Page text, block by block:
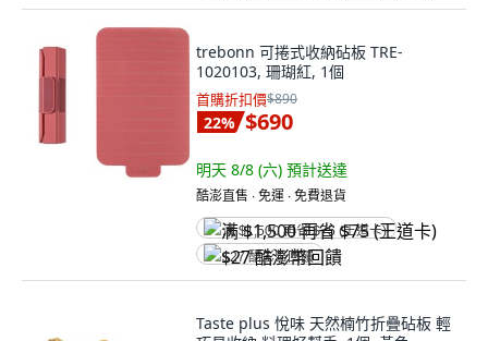
trebonn 可捲式收納砧板 TRE-
1020103, 珊瑚紅, 1個
首購折扣價$890
22% $690
明天 8/8 (六) 預計送達
酷澎直售 ∙ 免運 ∙ 免費退貨
满 $1,500 再省 $75 (王道卡)
$27 酷澎幣回饋
Taste plus 悅味 天然楠竹折疊砧板 輕